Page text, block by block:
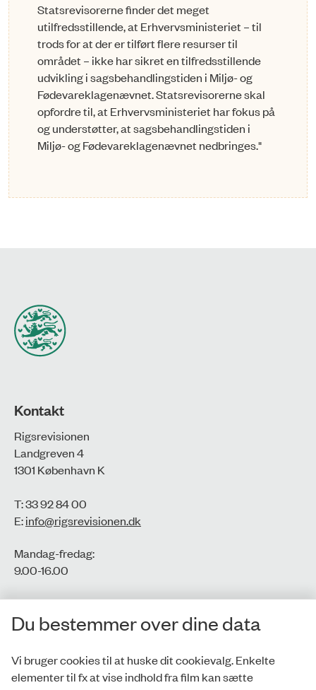
Statsrevisorerne finder det meget
utilfredsstillende, at Erhvervsministeriet – til
trods for at der er tilført flere resurser til
området – ikke har sikret en tilfredsstillende
udvikling i sagsbehandlingstiden i Miljø- og
Fødevareklagenævnet. Statsrevisorerne skal
opfordre til, at Erhvervsministeriet har fokus på
og understøtter, at sagsbehandlingstiden i
Miljø- og Fødevareklagenævnet nedbringes."
Kontakt
Rigsrevisionen
Landgreven 4
1301 København K
T: 33 92 84 00
E:info@rigsrevisionen.dk
Mandag-fredag:
9.00-16.00​
CVR-nr.: 77806113
EAN-nr.: 5798000016002
Du bestemmer over dine data
Vi bruger cookies til at huske dit cookievalg. Enkelte
elementer til fx at vise indhold fra film kan sætte